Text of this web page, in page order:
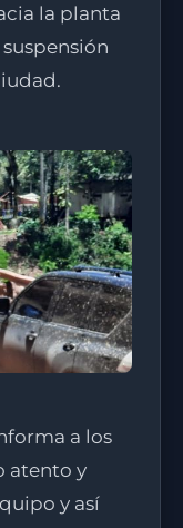
la planta
a los
atento y
y así